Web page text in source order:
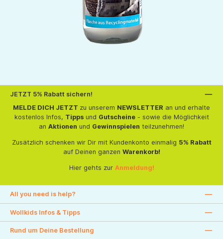
JETZT 5% Rabatt sichern!
MELDE DICH JETZT zu unserem NEWSLETTER an und erhalte
kostenlos Infos, Tippsund Gutscheine- sowie die Möglichkeit
an Aktionen und Gewinnspielen teilzunehmen!
Zusätzlich schenken wir Dir mit Kundenkonto einmalig 5% Rabatt
auf Deinen ganzen Warenkorb!
Hier gehts zur Anmeldung!
All you need is help?
Wollkids Infos & Tipps
Rund um Deine Bestellung